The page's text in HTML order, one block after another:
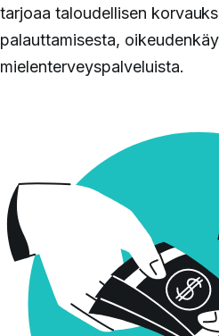
tarjoaa taloudellisen
palauttamisesta,
mielenterveyspalveluista.